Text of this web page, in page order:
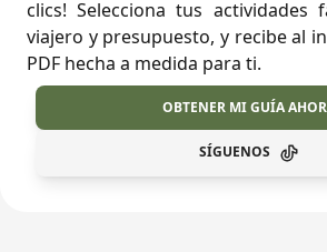
clics! Selecciona tus actividades
viajero y presupuesto, y recibe al
PDF hecha a medida para ti.
OBTENER MI GUÍA
SÍGUENOS